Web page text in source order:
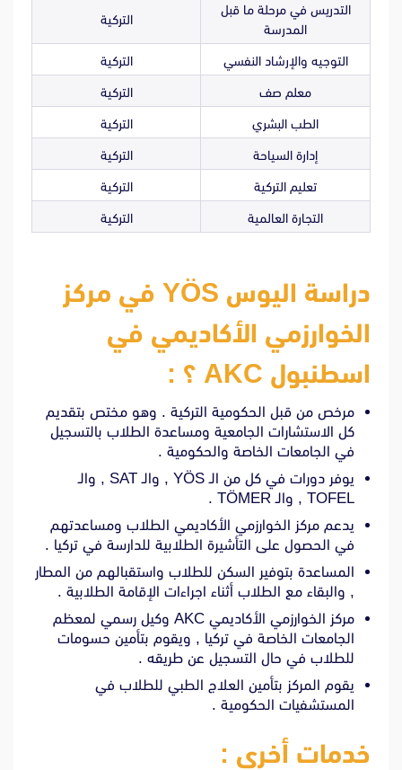
التدريس في مرحلة ما قبل
المدرسة
التركية
التوجيه والإرشاد النفسي التركية
معلم صف التركية
الطب البشري التركية
إدارة السياحة التركية
تعليم التركية التركية
التجارة العالمية التركية
دراسة اليوس YÖS في مركز
الخوارزمي الأكاديمي في
اسطنبول AKC ؟ :
مرخص من قبل الحكومية التركية . وهو مختص بتقديم
كل الاستشارات الجامعية ومساعدة الطلاب بالتسجيل
في الجامعات الخاصة والحكومية .
يوفر دورات في كل من الـ YÖS , والـ SAT , والـ
TOFEL , والـ TÖMER .
يدعم مركز الخوارزمي الأكاديمي الطلاب ومساعدتهم
في الحصول على التأشيرة الطلابية للدارسة في تركيا .
المساعدة بتوفير السكن للطلاب واستقبالهم من المطار
, والبقاء مع الطلاب أثناء اجراءات الإقامة الطلابية .
مركز الخوارزمي الأكاديمي AKC وكيل رسمي لمعظم
الجامعات الخاصة في تركيا , ويقوم بتأمين حسومات
للطلاب في حال التسجيل عن طريقه .
يقوم المركز بتأمين العلاج الطبي للطلاب في
المستشفيات الحكومية .
خدمات أخرى :